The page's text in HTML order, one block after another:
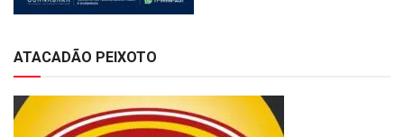
ATACADÃO PEIXOTO